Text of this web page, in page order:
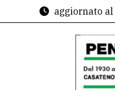
aggiornato al